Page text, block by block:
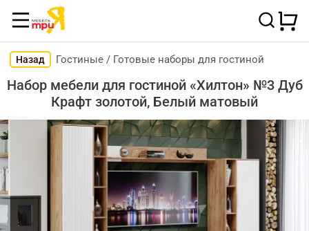
Назад Гостиные / Готовые наборы для гостиной
Набор мебели для гостиной «Хилтон» №3 Дуб
Крафт золотой, Белый матовый